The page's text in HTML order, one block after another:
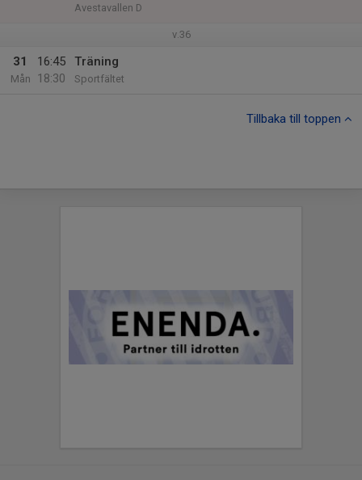
Avestavallen D
v.36
31
Mån
16:45
18:30
Träning
Sportfältet
Tillbaka till toppen